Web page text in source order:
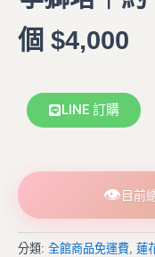
個 $4,000
LINE 訂購
👁 目前
分類: 全館商品免運費 蓮